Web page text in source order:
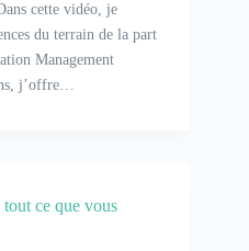
cette vidéo, je
du terrain de la part
Management
j’offre…
ce que vous